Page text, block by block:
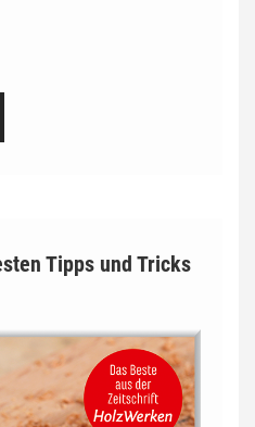
Tipps und Tricks